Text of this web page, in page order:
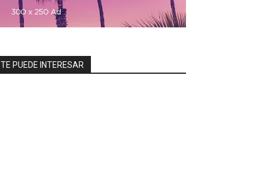
TE PUEDE INTERESAR